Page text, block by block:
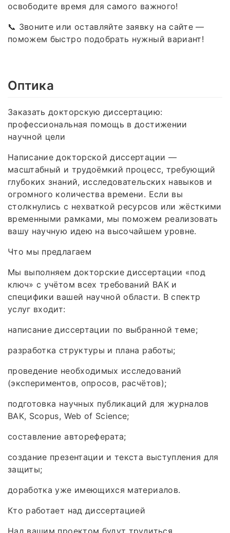
освободите время для самого важного!
📞 Звоните или оставляйте заявку на сайте —
поможем быстро подобрать нужный вариант!
Оптика
Заказать докторскую диссертацию:
профессиональная помощь в достижении
научной цели
Написание докторской диссертации —
масштабный и трудоёмкий процесс, требующий
глубоких знаний, исследовательских навыков и
огромного количества времени. Если вы
столкнулись с нехваткой ресурсов или жёсткими
временными рамками, мы поможем реализовать
вашу научную идею на высочайшем уровне.
Что мы предлагаем
Мы выполняем докторские диссертации «под
ключ» с учётом всех требований ВАК и
специфики вашей научной области. В спектр
услуг входит:
написание диссертации по выбранной теме;
разработка структуры и плана работы;
проведение необходимых исследований
(экспериментов, опросов, расчётов);
подготовка научных публикаций для журналов
ВАК, Scopus, Web of Science;
составление автореферата;
создание презентации и текста выступления для
защиты;
доработка уже имеющихся материалов.
Кто работает над диссертацией
Над вашим проектом будут трудиться